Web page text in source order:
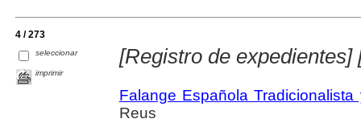
4 / 273
seleccionar
imprimir
[Registro de expedientes]
Falange Española
Reus